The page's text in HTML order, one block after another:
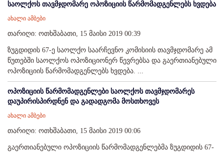
საოლქოს თავმჯდომარე ოპოზიციის წარმომადგენლებს ხვდება
ახალი ამბები
თარიღი: ოთხშაბათი, 15 მაისი 2019 00:39
ზუგდიდის 67-ე საოლქო საარჩევნო კომისიის თავმჯდომარე ამ
წუთებში საოლქოს ოპოზიციონერ წევრებსა და გაერთიანებული
ოპოზიციის წარმომადგენლებს ხვდება. ...
ოპოზიციის წარმომადგენლები საოლქოს თავმჯდომარეს
დაუპირისპირდნენ და გადადგომა მოსთხოვეს
ახალი ამბები
თარიღი: ოთხშაბათი, 15 მაისი 2019 00:06
გაერთიანებული ოპოზიციის წარმომადგენლებმა ზუგდიდის 67-